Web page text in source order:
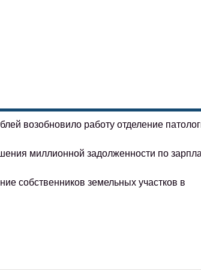
возобновило работу отделение
миллионной задолженности по
собственников земельных участков в